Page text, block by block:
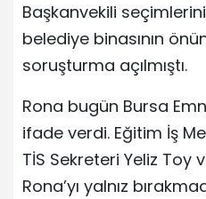
Başkanvekili
belediye binasının
soruşturma açılmıştı.
Rona bugün Bursa
ifade verdi. Eğitim İş
TİS Sekreteri Yeliz
Rona’yı yalnız